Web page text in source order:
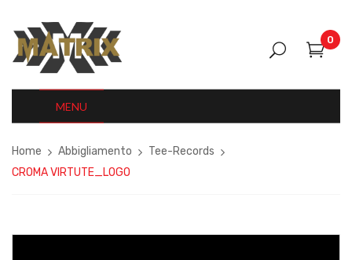
0
MENU
Home Abbigliamento
Tee-Records
CROMA VIRTUTE_LOGO